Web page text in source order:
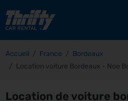
Accueil France
Bordeaux
Location voiture Bordeaux - Noe
Location de voiture